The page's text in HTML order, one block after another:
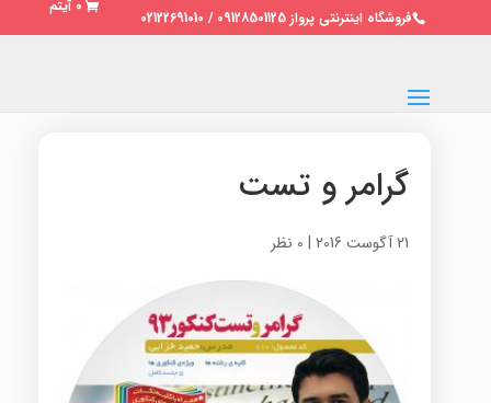
فروشگاه اینترنتی پرواز 09128501125 / 02122691010
0 آیتم
گرامر و تست
21 آگوست 2016 | 0 نظر